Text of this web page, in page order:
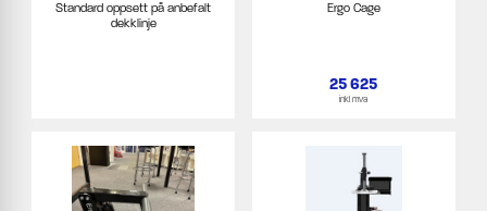
Standard oppsett på anbefalt
dekklinje
Ergo Cage
25 625
inkl mva